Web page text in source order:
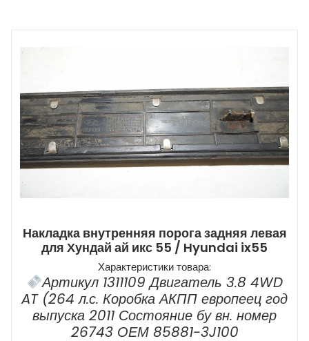
Накладка внутренняя порога задняя левая
для Хундай ай икс 55 / Hyundai ix55
Характеристики товара:
Артикул 1311109 Двигатель 3.8 4WD
AT (264 л.с. Коробка АКПП европеец год
выпуска 2011 Состояние бу вн. номер
26743 ОЕМ 85881-3J100